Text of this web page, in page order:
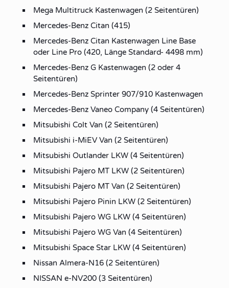
Mega Multitruck Kastenwagen (2 Seitentüren)
Mercedes-Benz Citan (415)
Mercedes-Benz Citan Kastenwagen Line Base
oder Line Pro (420, Länge Standard- 4498 mm)
Mercedes-Benz G Kastenwagen (2 oder 4
Seitentüren)
Mercedes-Benz Sprinter 907/910 Kastenwagen
Mercedes-Benz Vaneo Company (4 Seitentüren)
Mitsubishi Colt Van (2 Seitentüren)
Mitsubishi i-MiEV Van (2 Seitentüren)
Mitsubishi Outlander LKW (4 Seitentüren)
Mitsubishi Pajero MT LKW (2 Seitentüren)
Mitsubishi Pajero MT Van (2 Seitentüren)
Mitsubishi Pajero Pinin LKW (2 Seitentüren)
Mitsubishi Pajero WG LKW (4 Seitentüren)
Mitsubishi Pajero WG Van (4 Seitentüren)
Mitsubishi Space Star LKW (4 Seitentüren)
Nissan Almera-N16 (2 Seitentüren)
NISSAN e-NV200 (3 Seitentüren)